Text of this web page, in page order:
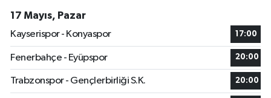
17 Mayıs, Pazar
Kayserispor - Konyaspor
17:00
Fenerbahçe - Eyüpspor 20:00
Trabzonspor - Gençlerbirliği S.K. 20:00